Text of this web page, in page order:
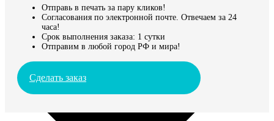
Отправь в печать за пару кликов!
Согласования по электронной почте. Отвечаем за 24
часа!
Срок выполнения заказа: 1 сутки
Отправим в любой город РФ и мира!
Сделать заказ